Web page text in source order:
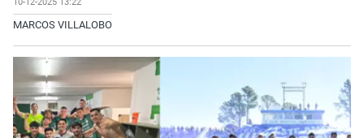
10-12-2025 13:22
MARCOS VILLALOBO